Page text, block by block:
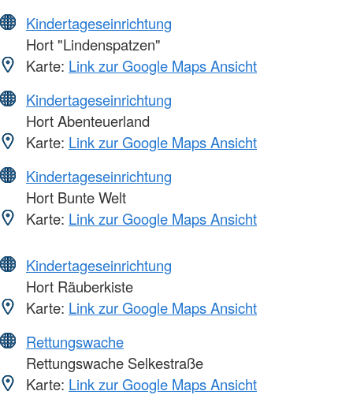
Kindertageseinrichtung
Hort "Lindenspatzen"
Karte: Link zur Google Maps Ansicht
Kindertageseinrichtung
Hort Abenteuerland
Karte: Link zur Google Maps Ansicht
Kindertageseinrichtung
Hort Bunte Welt
Karte: Link zur Google Maps Ansicht
Kindertageseinrichtung
Hort Räuberkiste
Karte: Link zur Google Maps Ansicht
Rettungswache
Rettungswache Selkestraße
Karte: Link zur Google Maps Ansicht